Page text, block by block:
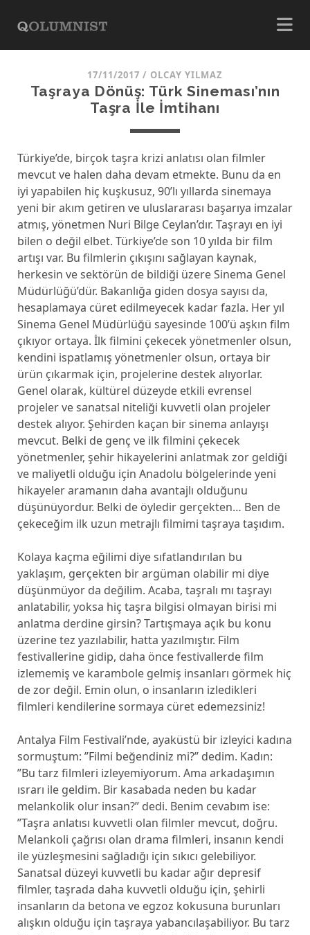
17/11/2017 / OLCAY YILMAZ
Taşraya Dönüş: Türk Sineması’nın
Taşra İle İmtihanı
Türkiye’de, birçok taşra krizi anlatısı olan filmler
mevcut ve halen daha devam etmekte. Bunu da en
iyi yapabilen hiç kuşkusuz, 90’lı yıllarda sinemaya
yeni bir akım getiren ve uluslararası başarıya imzalar
atmış, yönetmen Nuri Bilge Ceylan’dır. Taşrayı en iyi
bilen o değil elbet. Türkiye’de son 10 yılda bir film
artışı var. Bu filmlerin çıkışını sağlayan kaynak,
herkesin ve sektörün de bildiği üzere Sinema Genel
Müdürlüğü’dür. Bakanlığa giden dosya sayısı da,
hesaplamaya cüret edilmeyecek kadar fazla. Her yıl
Sinema Genel Müdürlüğü sayesinde 100’ü aşkın film
çıkıyor ortaya. İlk filmini çekecek yönetmenler olsun,
kendini ispatlamış yönetmenler olsun, ortaya bir
ürün çıkarmak için, projelerine destek alıyorlar.
Genel olarak, kültürel düzeyde etkili evrensel
projeler ve sanatsal niteliği kuvvetli olan projeler
destek alıyor. Şehirden kaçan bir sinema anlayışı
mevcut. Belki de genç ve ilk filmini çekecek
yönetmenler, şehir hikayelerini anlatmak zor geldiği
ve maliyetli olduğu için Anadolu bölgelerinde yeni
hikayeler aramanın daha avantajlı olduğunu
düşünüyordur. Belki de öyledir gerçekten… Ben de
çekeceğim ilk uzun metrajlı filmimi taşraya taşıdım.
Kolaya kaçma eğilimi diye sıfatlandırılan bu
yaklaşım, gerçekten bir argüman olabilir mi diye
düşünmüyor da değilim. Acaba, taşralı mı taşrayı
anlatabilir, yoksa hiç taşra bilgisi olmayan birisi mi
anlatma derdine girsin? Tartışmaya açık bu konu
üzerine tez yazılabilir, hatta yazılmıştır. Film
festivallerine gidip, daha önce festivallerde film
izlememiş ve karambole gelmiş insanları görmek hiç
de zor değil. Emin olun, o insanların izledikleri
filmleri kendilerine sormaya cüret edemezsiniz!
Antalya Film Festivali’nde, ayaküstü bir izleyici kadına
sormuştum: ”Filmi beğendiniz mi?” dedim. Kadın:
”Bu tarz filmleri izleyemiyorum. Ama arkadaşımın
ısrarı ile geldim. Bir kasabada neden bu kadar
melankolik olur insan?” dedi. Benim cevabım ise:
”Taşra anlatısı kuvvetli olan filmler mevcut, doğru.
Melankoli çağrısı olan drama filmleri, insanın kendi
ile yüzleşmesini sağladığı için sıkıcı gelebiliyor.
Sanatsal düzeyi kuvvetli bu kadar ağır depresif
filmler, taşrada daha kuvvetli olduğu için, şehirli
insanların da betona ve egzoz kokusuna burunları
alışkın olduğu için taşraya yabancılaşabiliyor. Bu tarz